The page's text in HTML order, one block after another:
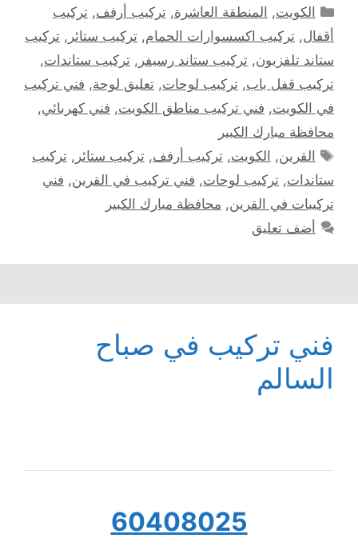
التصنيفات
الكويت, المنطقة العاشرة,تركيب أرفف,تركيب
أقفال, تركيب اكسسوارات الحمام, تركيب ستائر , تركيب
ستاند تلفزيون, تركيب ستاند رسيفر , تركيب ستاندات,
تركيب قفل باب, تركيب لوحات, تعليق لوحة, فني تركيب
في الكويت, فني تركيب مناطق الكويت, فني كهربائي,
محافظة مبارك الكبير
الوسوم
القرين, الكويت,تركيب أرفف,تركيب ستائر ,تركيب
ستاندات, تركيب لوحات, فني تركيب في القرين, فني
تركيبات في القرين, محافظة مبارك الكبير
أضف تعليق
فني تركيب في صباح
السالم
60408025